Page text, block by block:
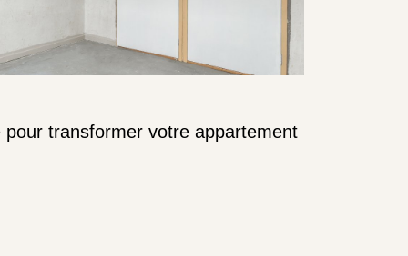
transformer votre appartement